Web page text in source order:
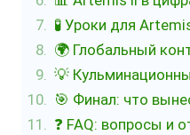
🧪 Уроки для
🌍 Глобальный
💡
🎯 Финал: что
❓ FAQ: вопросы и